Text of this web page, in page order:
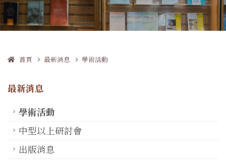
首頁 最新消息 學術活動
最新消息
學術活動
中型以上研討會
出版消息